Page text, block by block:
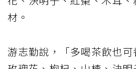
材。
游志勤說，「多喝茶飲也可